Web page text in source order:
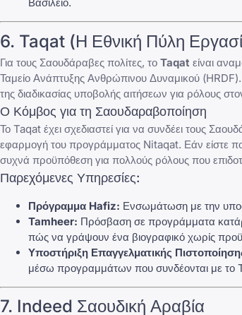
6. Taqat (Η Εθνική Πύλη
Για τους Σαουδάραβες πολίτες, το Taqat είναι
Ταμείο Ανάπτυξης Ανθρώπινου Δυναμικού
της διαδικασίας υποβολής αιτήσεων για ρόλους
Ο Κόμβος για τη Σαουδαραβοποίηση
Το Taqat έχει σχεδιαστεί για να συνδέει τους
εφαρμογή του προγράμματος Nitaqat. Εάν είστε
συχνά προϋπόθεση για πολλούς ρόλους που
Παρεχόμενες Υπηρεσίες:
Πρόγραμμα Hafiz: Ενσωμάτωση με την
Tamheer: Πρόσβαση σε προγράμματα
πώς να γράψουν ένα βιογραφικό χωρίς
Υποστήριξη Επαγγελματικής
μέσω προγραμμάτων που συνδέονται με το
7. Indeed Σαουδική Αραβία